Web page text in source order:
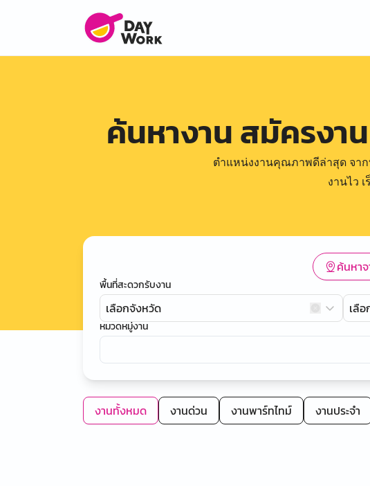
ค้นหางาน สมัครงาน
ตำแหน่งงานคุณภาพดีล่าสุด จา
งานไว
ค้นหา
พื้นที่สะดวกรับงาน
เลือกจังหวัด เลื
หมวดหมู่งาน
งานทั้งหมด งานด่วน งานพาร์ทไทม์ งานประจำ